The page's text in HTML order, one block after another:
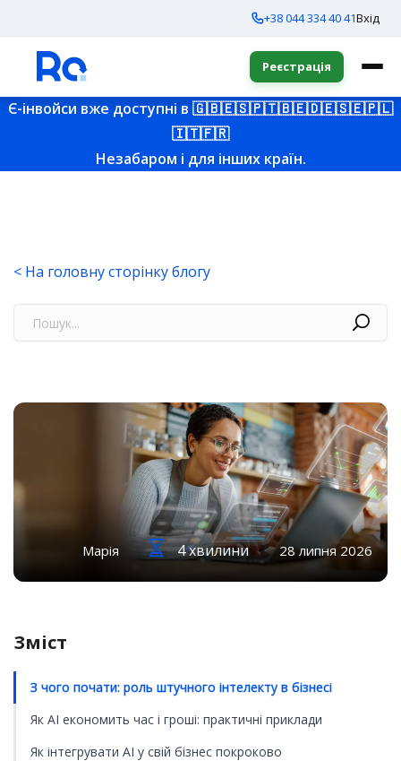
+38 044 334 40 41Вхід
Реєстрація
Є-інвойси вже доступні в 🇬🇧🇪🇸🇵🇹🇧🇪🇩🇪🇸🇪🇵🇱
🇮🇹🇫🇷
Незабаром і для інших країн.
< На головну сторінку блогу
Марія 4 хвилини 28 липня 2026
Зміст
З чого почати: роль штучного інтелекту в бізнесі
Як AI економить час і гроші: практичні приклади
Як інтегрувати AI у свій бізнес покроково